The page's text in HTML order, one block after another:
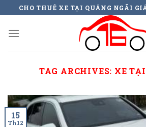
to
content
CHO THUÊ XE TẠI QUẢNG NGÃI
TAG ARCHIVES: XE
15
Th12